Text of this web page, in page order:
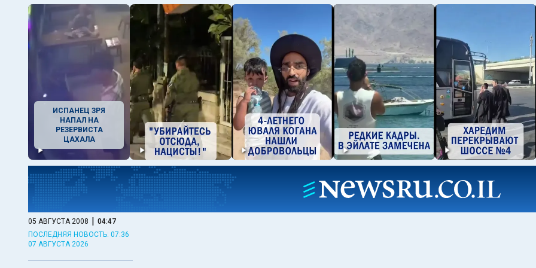
ИСПАНЕЦ ЗРЯ
НАПАЛ НА
РЕЗЕРВИСТА
ЦАХАЛА
05 АВГУСТА 2008 | 04:47
ПОСЛЕДНЯЯ НОВОСТЬ: 07:36
07 АВГУСТА 2026